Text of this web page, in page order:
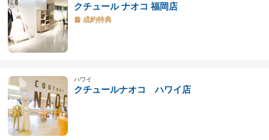
クチュール ナオコ 福岡店
成約特典
ハワイ
クチュールナオコ ハワイ店